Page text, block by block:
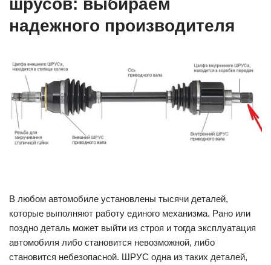
шрусов: выбираем
надежного производителя
В любом автомобиле установлены тысячи деталей,
которые выполняют работу единого механизма. Рано или
поздно деталь может выйти из строя и тогда эксплуатация
автомобиля либо становится невозможной, либо
становится небезопасной. ШРУС одна из таких деталей,